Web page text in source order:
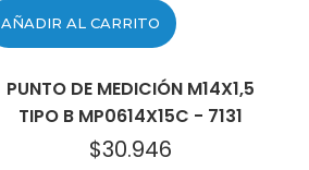
AÑADIR AL CARRITO
PUNTO DE MEDICIÓN M14X1,5
TIPO B MP0614X15C - 7131
$30.946